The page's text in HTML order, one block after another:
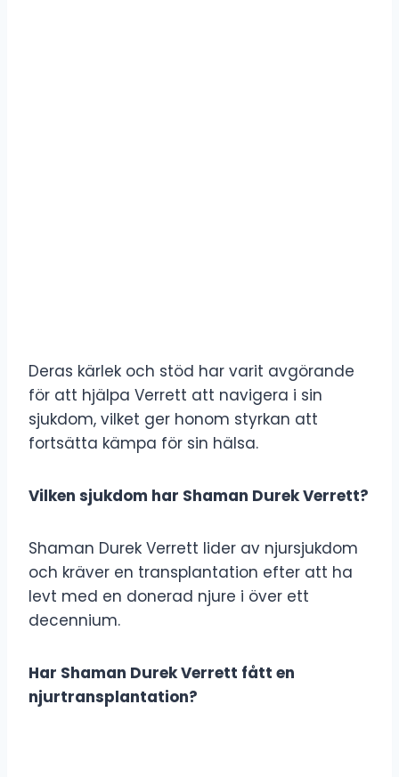
Deras kärlek och stöd har varit avgörande
för att hjälpa Verrett att navigera i sin
sjukdom, vilket ger honom styrkan att
fortsätta kämpa för sin hälsa.
Vilken sjukdom har Shaman Durek Verrett?
Shaman Durek Verrett lider av njursjukdom
och kräver en transplantation efter att ha
levt med en donerad njure i över ett
decennium.
Har Shaman Durek Verrett fått en
njurtransplantation?